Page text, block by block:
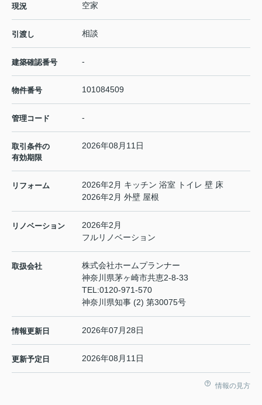
現況 空家
引渡し 相談
建築確認番号 -
物件番号 101084509
管理コード -
取引条件の
有効期限
2026年08月11日
リフォーム
2026年2月 キッチン 浴室 トイレ 壁 床
2026年2月 外壁 屋根
リノベーション
2026年2月
フルリノベーション
取扱会社
株式会社ホームプランナー
神奈川県茅ヶ崎市共恵2-8-33
TEL:0120-971-570
神奈川県知事 (2) 第30075号
情報更新日 2026年07月28日
更新予定日 2026年08月11日
情報の見方